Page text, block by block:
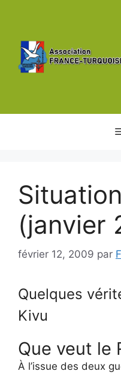
(janvier
février 12, 2009 par
Quelques
Kivu
Que veut le
À l’issue des deux